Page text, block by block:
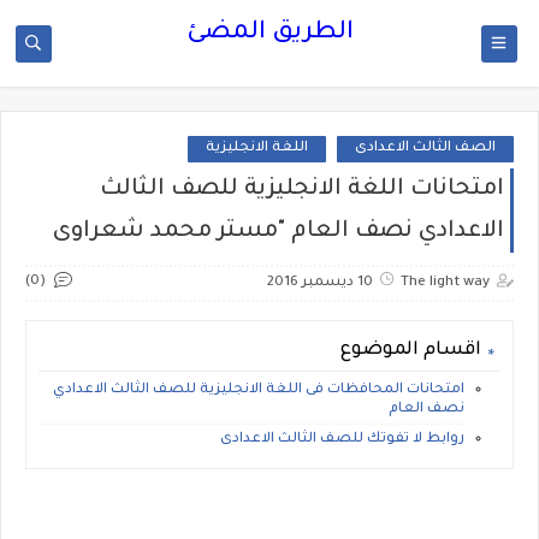
الطريق المضئ
الصف الثالث الاعدادى اللغة الانجليزية
امتحانات اللغة الانجليزية للصف الثالث
الاعدادي نصف العام "مستر محمد شعراوى
The light way 10 ديسمبر 2016 (0)
اقسام الموضوع
امتحانات المحافظات فى اللغة الانجليزية للصف الثالث الاعدادي
نصف العام
روابط لا تفوتك للصف الثالث الاعدادى